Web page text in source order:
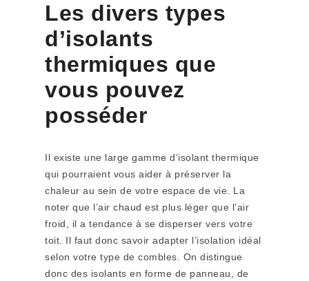
Les divers types
d’isolants
thermiques que
vous pouvez
posséder
Il existe une large gamme d’isolant thermique
qui pourraient vous aider à préserver la
chaleur au sein de votre espace de vie. La
noter que l’air chaud est plus léger que l’air
froid, il a tendance à se disperser vers votre
toit. Il faut donc savoir adapter l’isolation idéal
selon votre type de combles. On distingue
donc des isolants en forme de panneau, de